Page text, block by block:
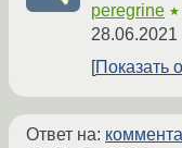
peregrine
28.06.2021
Показать
Ответ на: